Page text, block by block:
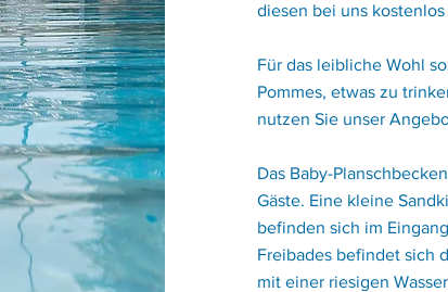
diesen bei uns
Für das leibliche Wohl
Pommes, etwas zu
nutzen Sie unser
Das Baby-
Gäste. Eine kleine
befinden sich im
Freibades befindet sich
mit einer riesigen